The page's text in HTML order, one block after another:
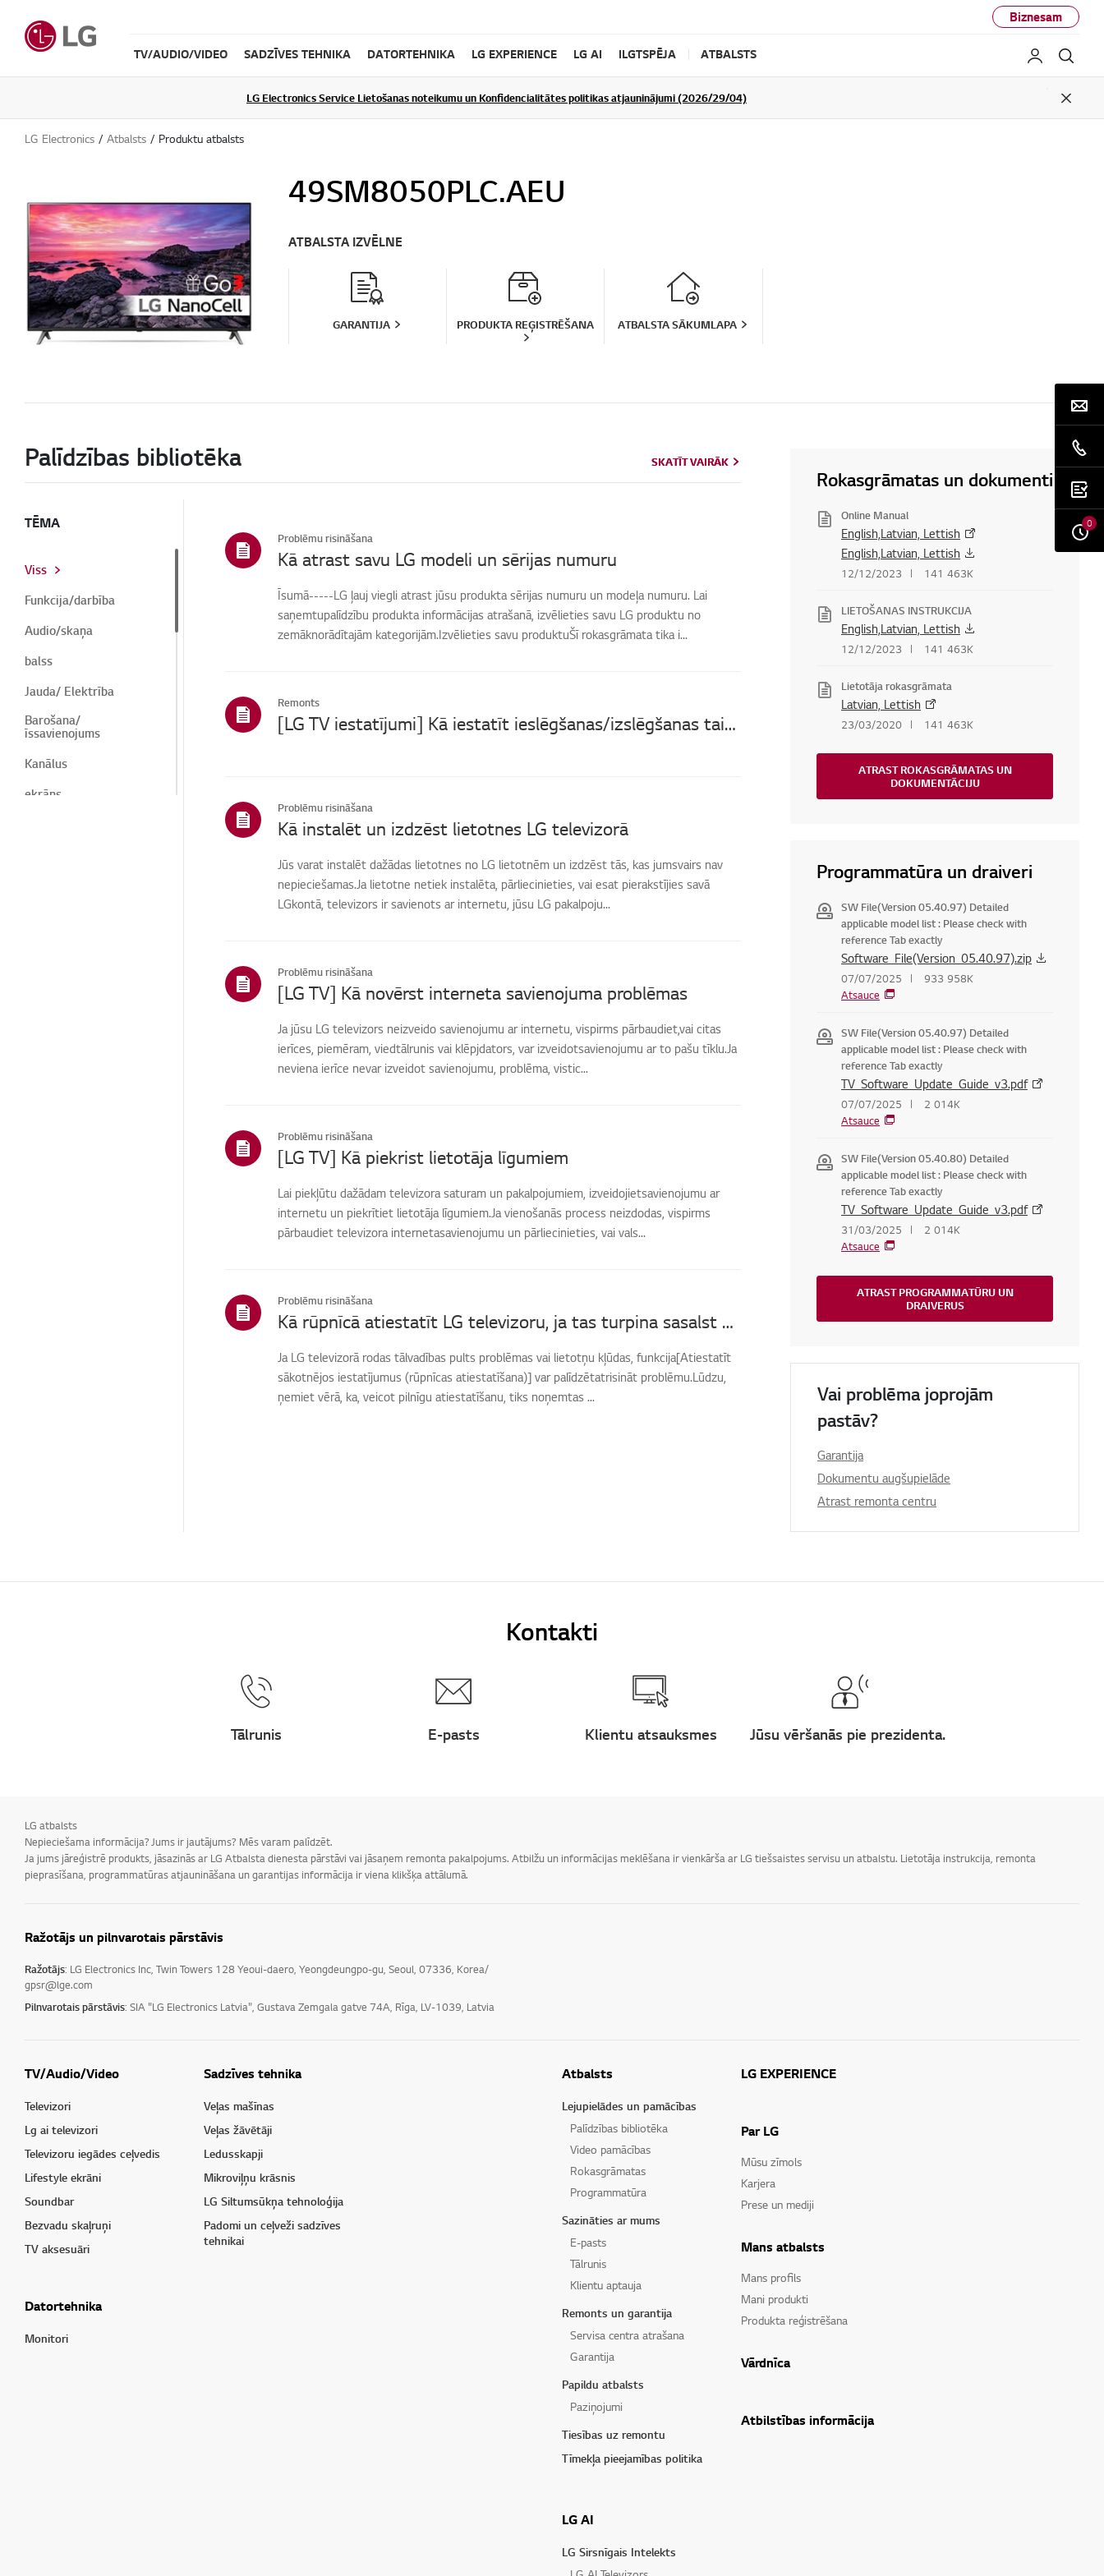
Biznesam
TV/AUDIO/VIDEO SADZĪVES TEHNIKA DATORTEHNIKA LG EXPERIENCE LG AI ILGTSPĒJA ATBALSTS Mans LG
LG Electronics Service Lietošanas noteikumu un Konfidencialitātes politikas atjauninājumi (2026/29/04)
Close
LG Electronics Atbalsts Produktu atbalsts
49SM8050PLC.AEU
ATBALSTA IZVĒLNE
GARANTIJA PRODUKTA REĢISTRĒŠANA ATBALSTA SĀKUMLAPA
Palīdzības bibliotēka SKATĪT VAIRĀK
TĒMA
Viss
Funkcija/darbība
Audio/skaņa
balss
Jauda/ Elektrība
Barošana/
īssavienojums
Kanālus
ekrāns
Problēmu risināšana
Kā atrast savu LG modeli un sērijas numuru
Īsumā-----LG ļauj viegli atrast jūsu produkta sērijas numuru un modeļa numuru. Lai
saņemtupalīdzību produkta informācijas atrašanā, izvēlieties savu LG produktu no
zemāknorādītajām kategorijām.Izvēlieties savu produktuŠī rokasgrāmata tika i...
Remonts
[LG TV iestatījumi] Kā iestatīt ieslēgšanas/izslēgšanas taimeri?
Problēmu risināšana
Kā instalēt un izdzēst lietotnes LG televizorā
Jūs varat instalēt dažādas lietotnes no LG lietotnēm un izdzēst tās, kas jumsvairs nav
nepieciešamas.Ja lietotne netiek instalēta, pārliecinieties, vai esat pierakstījies savā
LGkontā, televizors ir savienots ar internetu, jūsu LG pakalpoju...
Problēmu risināšana
[LG TV] Kā novērst interneta savienojuma problēmas
Ja jūsu LG televizors neizveido savienojumu ar internetu, vispirms pārbaudiet,vai citas
ierīces, piemēram, viedtālrunis vai klēpjdators, var izveidotsavienojumu ar to pašu tīklu.Ja
neviena ierīce nevar izveidot savienojumu, problēma, vistic...
Problēmu risināšana
[LG TV] Kā piekrist lietotāja līgumiem
Lai piekļūtu dažādam televizora saturam un pakalpojumiem, izveidojietsavienojumu ar
internetu un piekrītiet lietotāja līgumiem.Ja vienošanās process neizdodas, vispirms
pārbaudiet televizora internetasavienojumu un pārliecinieties, vai vals...
Problēmu risināšana
Kā rūpnīcā atiestatīt LG televizoru, ja tas turpina sasalst vai rāda kļūdas?
Ja LG televizorā rodas tālvadības pults problēmas vai lietotņu kļūdas, funkcija[Atiestatīt
sākotnējos iestatījumus (rūpnīcas atiestatīšana)] var palīdzētatrisināt problēmu.Lūdzu,
ņemiet vērā, ka, veicot pilnīgu atiestatīšanu, tiks noņemtas ...
SKATĪT VAIRĀK
Rokasgrāmatas un dokumenti
Online Manual
English,Latvian, Lettish
English,Latvian, Lettish
12/12/2023 141 463K
LIETOŠANAS INSTRUKCIJA
English,Latvian, Lettish
12/12/2023 141 463K
Lietotāja rokasgrāmata
Latvian, Lettish
23/03/2020 141 463K
ATRAST ROKASGRĀMATAS UN
DOKUMENTĀCIJU
Programmatūra un draiveri
SW File(Version 05.40.97) Detailed
applicable model list : Please check with
reference Tab exactly
Software_File(Version_05.40.97).zip
07/07/2025
933 958K
Atsauce
SW File(Version 05.40.97) Detailed
applicable model list : Please check with
reference Tab exactly
TV_Software_Update_Guide_v3.pdf
07/07/2025
2 014K
Atsauce
SW File(Version 05.40.80) Detailed
applicable model list : Please check with
reference Tab exactly
TV_Software_Update_Guide_v3.pdf
31/03/2025
2 014K
Atsauce
ATRAST PROGRAMMATŪRU UN
DRAIVERUS
Vai problēma joprojām
pastāv?
Garantija
Dokumentu augšupielāde
Atrast remonta centru
Kontakti
Tālrunis E-pasts Klientu atsauksmes Jūsu vēršanās pie prezidenta.
0
LG atbalsts
Nepieciešama informācija? Jums ir jautājums? Mēs varam palīdzēt.
Ja jums jāreģistrē produkts, jāsazinās ar LG Atbalsta dienesta pārstāvi vai jāsaņem remonta pakalpojums. Atbilžu un informācijas meklēšana ir vienkārša ar LG tiešsaistes servisu un atbalstu. Lietotāja instrukcija, remonta
pieprasīšana, programmatūras atjaunināšana un garantijas informācija ir viena klikšķa attālumā.
Ražotājs un pilnvarotais pārstāvis
Ražotājs: LG Electronics Inc, Twin Towers 128 Yeoui-daero, Yeongdeungpo-gu, Seoul, 07336, Korea/
gpsr@lge.com
Pilnvarotais pārstāvis: SIA "LG Electronics Latvia", Gustava Zemgala gatve 74A, Rīga, LV-1039, Latvia
TV/Audio/Video
Televizori
Lg ai televizori
Televizoru iegādes ceļvedis
Lifestyle ekrāni
Soundbar
Bezvadu skaļruņi
TV aksesuāri
Sadzīves tehnika
Veļas mašīnas
Veļas žāvētāji
Ledusskapji
Mikroviļņu krāsnis
LG Siltumsūkņa tehnoloģija
Padomi un ceļveži sadzīves
tehnikai
Datortehnika
Monitori
Atbalsts
Lejupielādes un pamācības
Palīdzības bibliotēka
Video pamācības
Rokasgrāmatas
Programmatūra
Sazināties ar mums
E-pasts
Tālrunis
Klientu aptauja
Remonts un garantija
Servisa centra atrašana
Garantija
Papildu atbalsts
Paziņojumi
Tiesības uz remontu
Tīmekļa pieejamības politika
LG AI
LG Sirsnīgais Intelekts
LG EXPERIENCE
Par LG
Mūsu zīmols
Karjera
Prese un mediji
Mans atbalsts
Mans profils
Mani produkti
Produkta reģistrēšana
Vārdnīca
Atbilstības informācija